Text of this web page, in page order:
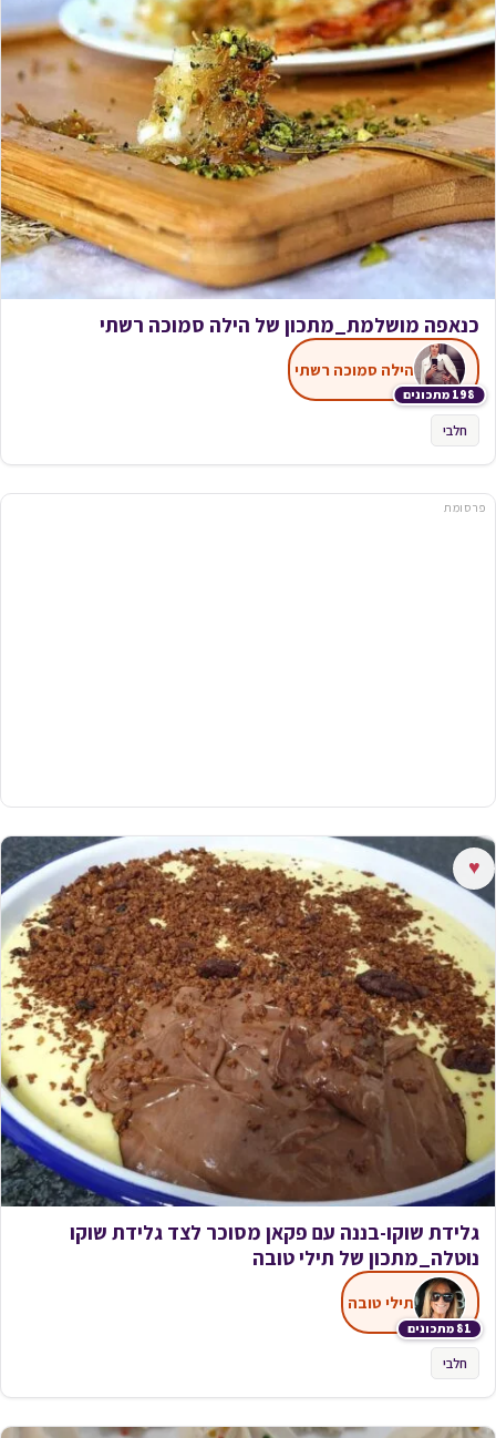
כנאפה מושלמת_מתכון של הילה סמוכה רשתי
198 מתכונים
הילה סמוכה רשתי
חלבי
פרסומת
♥
גלידת שוקו-בננה עם פקאן מסוכר לצד גלידת שוקו
נוטלה_מתכון של תילי טובה
81 מתכונים
תילי טובה
חלבי